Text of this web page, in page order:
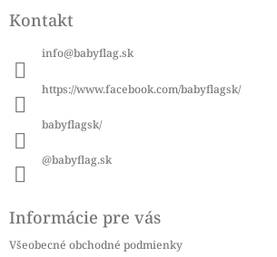
pKontakt
info@babyflag.sk
https://www.facebook.com/babyflagsk/
babyflagsk/
@babyflag.sk
Informácie pre vás
Všeobecné obchodné podmienky